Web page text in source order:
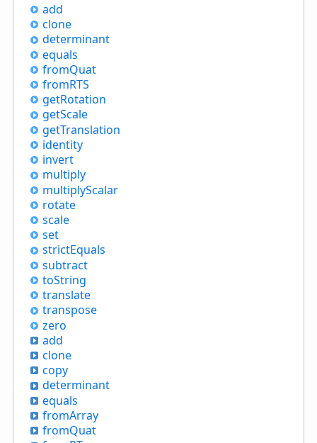
add
clone
determinant
equals
fromQuat
fromRTS
getRotation
getScale
getTranslation
identity
invert
multiply
multiplyScalar
rotate
scale
set
strictEquals
subtract
toString
translate
transpose
zero
add
clone
copy
determinant
equals
fromArray
fromQuat